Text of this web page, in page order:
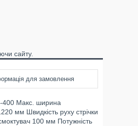
сайту.
для замовлення
400 Макс. ширина
мм Швидкість руху стрічки
100 мм Потужність